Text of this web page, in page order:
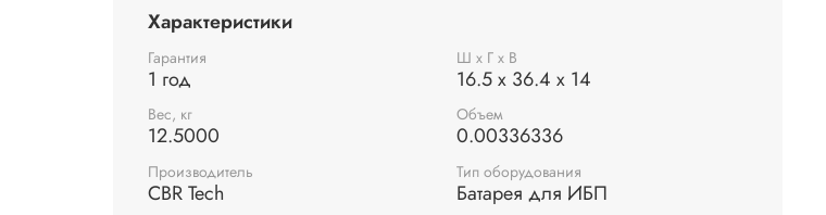
Характеристики
Гарантия
1 год
Ш х Г х В
16.5 x 36.4 x 14
Вес, кг
12.5000
Объем
0.00336336
Производитель
CBR Tech
Тип оборудования
Батарея для ИБП